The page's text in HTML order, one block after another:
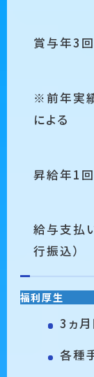
賞与年3回
※前年実
による
昇給年1回
給与⽀払
⾏振込）
福利厚生
3ヵ
各種